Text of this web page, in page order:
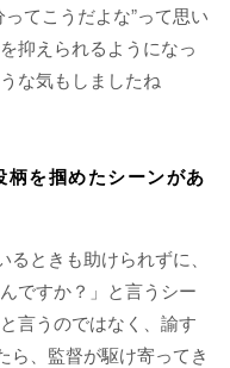
てこうだよな”って思い
抑えられるようになっ
な気もしましたね
を掴めたシーンがあ
ときも助けられずに、
ですか？」と言うシー
言うのではなく、諭す
ら、監督が駆け寄ってき